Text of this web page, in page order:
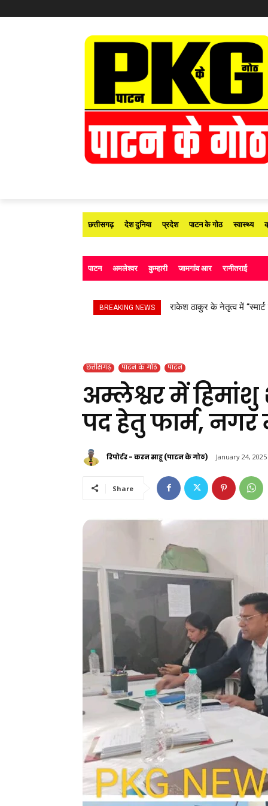
छत्तीसगढ़ देश दुनिया प्रदेश पाटन के गोठ स्वास्थ्य
पाटन अमलेश्वर कुम्हारी जामगांव आर रानीतराई
BREAKING NEWS राकेश ठाकुर के नेतृत्व में “स्मार्ट
सड़क हादसे के बाद उपचाररत
छत्तीसगढ़ पाटन के गोठ पाटन
अम्लेश्वर में हिमांशु
पद हेतु फार्म, नगर
रिपोर्टर - करन साहू (पाटन के गोठ) January 24, 2025
Share